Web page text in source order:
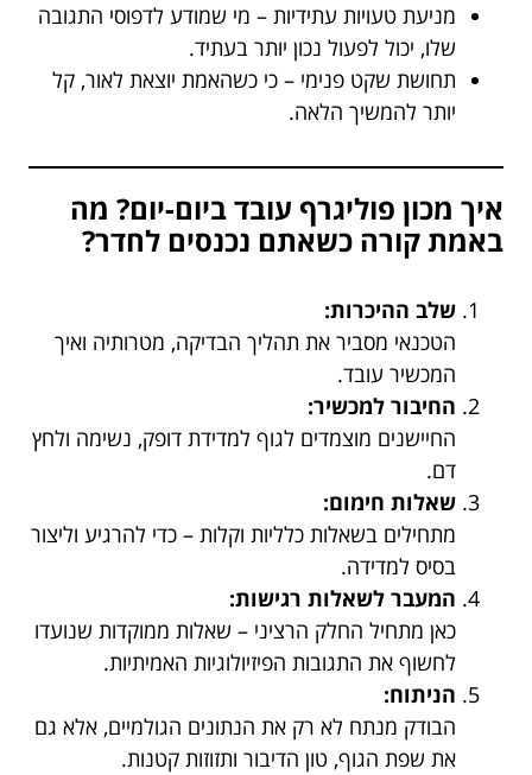
מניעת טעויות עתידיות – מי שמודע לדפוסי התגובה
שלו, יכול לפעול נכון יותר בעתיד.
תחושת שקט פנימי – כי כשהאמת יוצאת לאור, קל
יותר להמשיך הלאה.
איך מכון פוליגרף עובד ביום-יום? מה
באמת קורה כשאתם נכנסים לחדר?
שלב ההיכרות:
הטכנאי מסביר את תהליך הבדיקה, מטרותיה ואיך
המכשיר עובד.
החיבור למכשיר:
החיישנים מוצמדים לגוף למדידת דופק, נשימה ולחץ
דם.
שאלות חימום:
מתחילים בשאלות כלליות וקלות – כדי להרגיע וליצור
בסיס למדידה.
המעבר לשאלות רגישות:
כאן מתחיל החלק הרציני – שאלות ממוקדות שנועדו
לחשוף את התגובות הפיזיולוגיות האמיתיות.
הניתוח:
הבודק מנתח לא רק את הנתונים הגולמיים, אלא גם
את שפת הגוף, טון הדיבור ותזוזות קטנות.